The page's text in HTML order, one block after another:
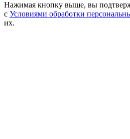
Нажимая кнопку выше, вы
с Условиями обработки
их.